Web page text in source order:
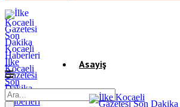
İlke
Kocaeli
Gazetesi
Son
Dakika
Kocaeli
Haberleri
Asayiş
Gündem